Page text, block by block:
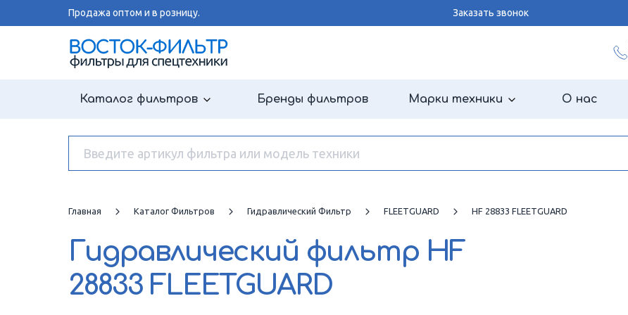
Продажа оптом и в розницу. Заказать звонок
Каталог фильтров Бренды фильтров Марки техники О нас
Главная Каталог Фильтров Гидравлический Фильтр FLEETGUARD HF 28833 FLEETGUARD
Гидравлический фильтр HF
28833 FLEETGUARD